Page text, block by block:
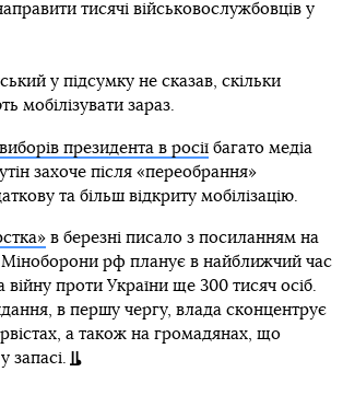
тисячі військовослужбовців у
у підсумку не сказав, скільки
мобілізувати зараз.
президента в росіїбагато медіа
захоче після «переобрання»
та більш відкриту мобілізацію.
в березні писало з посиланням на
рф планує в найближчий час
війну проти України ще 300 тисяч осіб.
в першу чергу, влада сконцентрує
а також на громадянах, що
запасі.